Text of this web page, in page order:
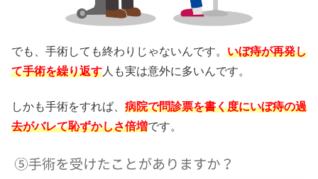
でも、手術しても終わりじゃないんです。 いぼ痔が再発し
て手術を繰り返す 人も実は意外に多いんです。
しかも手術をすれば、 病院で問診票を書く度にいぼ痔の過
去がバレて恥ずかしさ倍増です。